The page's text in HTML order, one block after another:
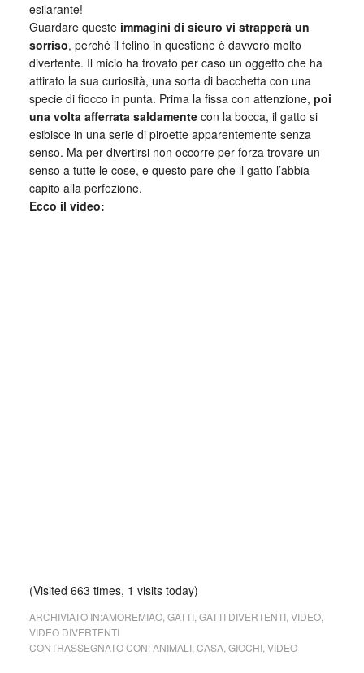
esilarante!
Guardare queste immagini di sicuro vi strapperà un
sorriso, perché il felino in questione è davvero molto
divertente. Il micio ha trovato per caso un oggetto che ha
attirato la sua curiosità, una sorta di bacchetta con una
specie di fiocco in punta. Prima la fissa con attenzione, poi
una volta afferrata saldamentecon la bocca, il gatto si
esibisce in una serie di piroette apparentemente senza
senso. Ma per divertirsi non occorre per forza trovare un
senso a tutte le cose, e questo pare che il gatto l’abbia
capito alla perfezione.
Ecco il video:
(Visited 663 times, 1 visits today)
ARCHIVIATO IN:AMOREMIAO, GATTI, GATTI DIVERTENTI, VIDEO,
VIDEO DIVERTENTI
CONTRASSEGNATO CON:ANIMALI, CASA, GIOCHI, VIDEO